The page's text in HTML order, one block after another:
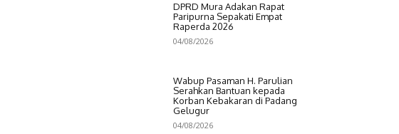
DPRD Mura Adakan Rapat
Paripurna Sepakati Empat
Raperda 2026
04/08/2026
Wabup Pasaman H. Parulian
Serahkan Bantuan kepada
Korban Kebakaran di Padang
Gelugur
04/08/2026